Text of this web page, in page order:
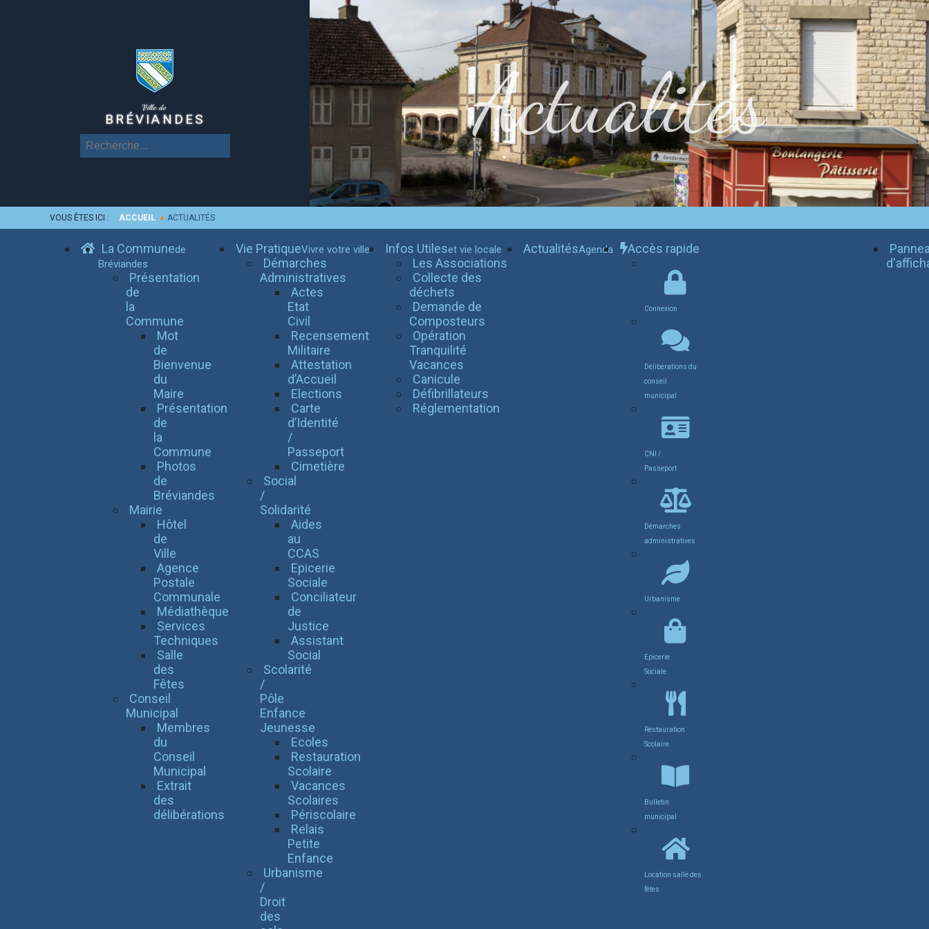
Ville de
BRÉVIANDES Actualités
VOUS ÊTES ICI : ACCUEIL ACTUALITÉS
La Communede
Bréviandes
Présentation
de
la
Commune
Mot
de
Bienvenue
du
Maire
Présentation
de
la
Commune
Photos
de
Bréviandes
Mairie
Hôtel
de
Ville
Agence
Postale
Communale
Médiathèque
Services
Techniques
Salle
des
Fêtes
Conseil
Municipal
Membres
du
Conseil
Municipal
Extrait
des
délibérations
Vie PratiqueVivre votre ville
Démarches
Administratives
Actes
Etat
Civil
Recensement
Militaire
Attestation
d’Accueil
Elections
Carte
d’Identité
/
Passeport
Cimetière
Social
/
Solidarité
Aides
au
CCAS
Epicerie
Sociale
Conciliateur
de
Justice
Assistant
Social
Scolarité
/
Pôle
Enfance
Jeunesse
Ecoles
Restauration
Scolaire
Vacances
Scolaires
Périscolaire
Relais
Petite
Enfance
Urbanisme
/
Droit
des
Infos Utileset vie locale
Les Associations
Collecte des
déchets
Demande de
Composteurs
Opération
Tranquilité
Vacances
Canicule
Défibrillateurs
Réglementation
ActualitésAgenda Accès rapide
Connexion
Délibérations du
conseil
municipal
CNI /
Passeport
Démarches
administratives
Urbanisme
Epicerie
Sociale
Restauration
Scolaire
Bulletin
municipal
Location salle des
fêtes